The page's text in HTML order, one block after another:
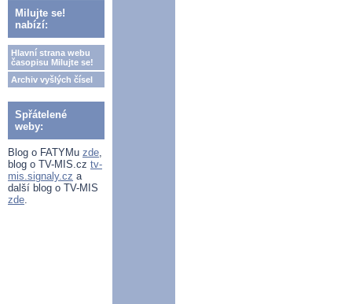
Milujte se!
nabízí:
Hlavní strana webu
časopisu Milujte se!
Archiv vyšlých čísel
Spřátelené
weby:
Blog o FATYMu zde,
blog o TV-MIS.cz tv-
mis.signaly.cz a
další blog o TV-MIS
zde.